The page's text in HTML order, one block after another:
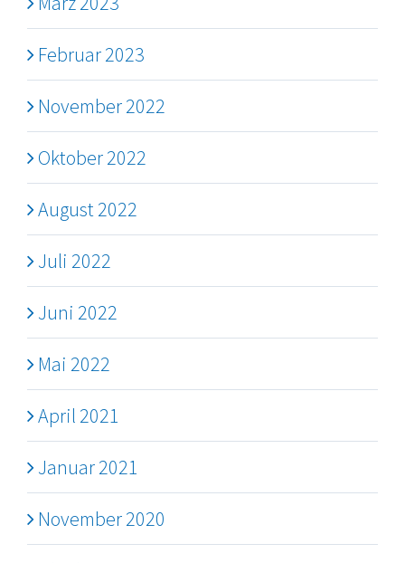
Februar 2023
November 2022
Oktober 2022
August 2022
Juli 2022
Juni 2022
Mai 2022
April 2021
Januar 2021
November 2020